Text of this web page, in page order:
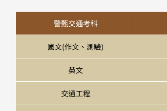
警甄交通考科
國文(作文、測驗)
英文
交通工程